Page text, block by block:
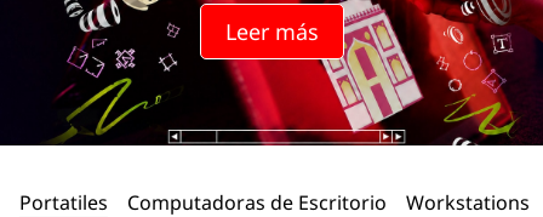
Leer más
Portatiles Computadoras de Escritorio Workstations